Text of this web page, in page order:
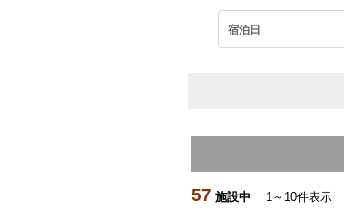
宿泊日
57 施設中 1～10件表示